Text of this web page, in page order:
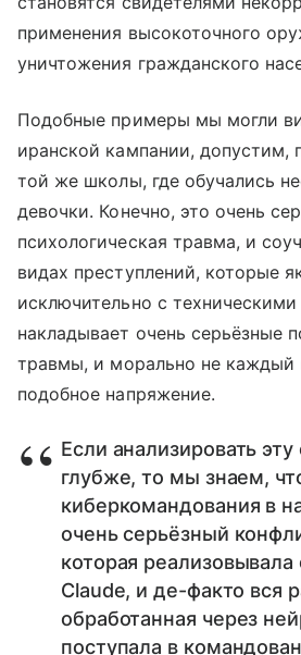
применения высокоточного
уничтожения гражданского
Подобные примеры мы могли
иранской кампании, допустим,
той же школы, где обучались
девочки. Конечно, это очень
психологическая травма, и
видах преступлений, которые
исключительно с
накладывает очень серьёзные
травмы, и морально не
подобное напряжение.
Если анализировать
глубже, то мы знаем,
киберкомандования в
очень серьёзный
которая
Claude, и де-факто вся
обработанная через
поступала в